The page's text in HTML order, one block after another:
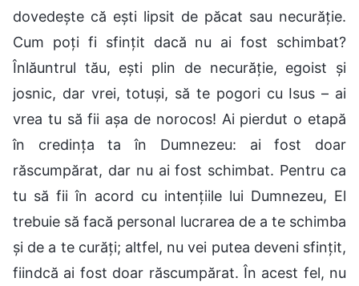
dovedește că ești lipsit de păcat sau necurăție.
Cum poți fi sfințit dacă nu ai fost schimbat?
Înlăuntrul tău, ești plin de necurăție, egoist și
josnic, dar vrei, totuși, să te pogori cu Isus – ai
vrea tu să fii așa de norocos! Ai pierdut o etapă
în credința ta în Dumnezeu: ai fost doar
răscumpărat, dar nu ai fost schimbat. Pentru ca
tu să fii în acord cu intențiile lui Dumnezeu, El
trebuie să facă personal lucrarea de a te schimba
și de a te curăți; altfel, nu vei putea deveni sfințit,
fiindcă ai fost doar răscumpărat. În acest fel, nu